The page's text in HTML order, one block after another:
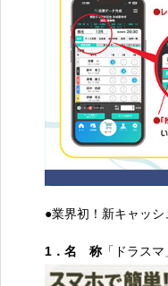
●業界初！新キャッシ
1．名 称 「ドラスマ